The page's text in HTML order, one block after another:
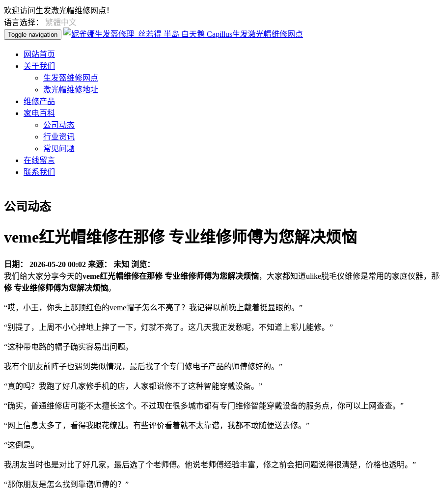
欢迎访问生发激光帽维修网点！
语言选择： 繁體中文
Toggle navigation
网站首页
关于我们
生发盔维修网点
激光帽维修地址
维修产品
家电百科
公司动态
行业资讯
常见问题
在线留言
联系我们
公司动态
veme红光帽维修在那修 专业维修师傅为您解决烦恼
日期： 2026-05-20 00:02 来源： 未知 浏览：
我们给大家分享今天的veme红光帽维修在那修 专业维修师傅为您解决烦恼，大家都知道ulike脱毛仪维修是常用的家庭仪器，
修 专业维修师傅为您解决烦恼。
“哎，小王，你头上那顶红色的veme帽子怎么不亮了？我记得以前晚上戴着挺显眼的。”
“别提了，上周不小心掉地上摔了一下，灯就不亮了。这几天我正发愁呢，不知道上哪儿能修。”
“这种带电路的帽子确实容易出问题。
我有个朋友前阵子也遇到类似情况，最后找了个专门修电子产品的师傅修好的。”
“真的吗？我跑了好几家修手机的店，人家都说修不了这种智能穿戴设备。”
“确实，普通维修店可能不太擅长这个。不过现在很多城市都有专门维修智能穿戴设备的服务点，你可以上网查查。”
“网上信息太多了，看得我眼花缭乱。有些评价看着就不太靠谱，我都不敢随便送去修。”
“这倒是。
我朋友当时也是对比了好几家，最后选了个老师傅。他说老师傅经验丰富，修之前会把问题说得很清楚，价格也透明。”
“那你朋友是怎么找到靠谱师傅的？”